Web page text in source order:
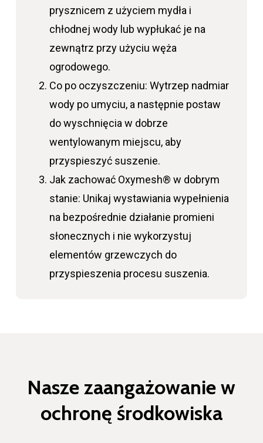
prysznicem z użyciem mydła i
chłodnej wody lub wypłukać je na
zewnątrz przy użyciu węża
ogrodowego.
Co po oczyszczeniu: Wytrzep nadmiar
wody po umyciu, a następnie postaw
do wyschnięcia w dobrze
wentylowanym miejscu, aby
przyspieszyć suszenie.
Jak zachować Oxymesh® w dobrym
stanie: Unikaj wystawiania wypełnienia
na bezpośrednie działanie promieni
słonecznych i nie wykorzystuj
elementów grzewczych do
przyspieszenia procesu suszenia.
Nasze zaangażowanie w
ochronę środkowiska